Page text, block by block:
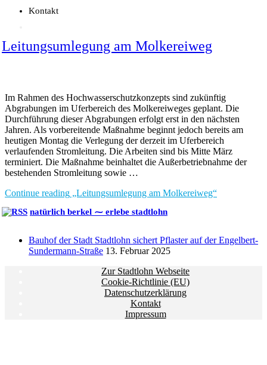
Kontakt
Leitungsumlegung am Molkereiweg
Im Rahmen des Hochwasserschutzkonzepts sind zukünftig
Abgrabungen im Uferbereich des Molkereiweges geplant. Die
Durchführung dieser Abgrabungen erfolgt erst in den nächsten
Jahren. Als vorbereitende Maßnahme beginnt jedoch bereits am
heutigen Montag die Verlegung der derzeit im Uferbereich
verlaufenden Stromleitung. Die Arbeiten sind bis Mitte März
terminiert. Die Maßnahme beinhaltet die Außerbetriebnahme der
bestehenden Stromleitung sowie …
Continue reading „Leitungsumlegung am Molkereiweg“
natürlich berkel ⁓ erlebe stadtlohn
Bauhof der Stadt Stadtlohn sichert Pflaster auf der Engelbert-
Sundermann-Straße 13. Februar 2025
Zur Stadtlohn Webseite
Cookie-Richtlinie (EU)
Datenschutzerklärung
Kontakt
Impressum